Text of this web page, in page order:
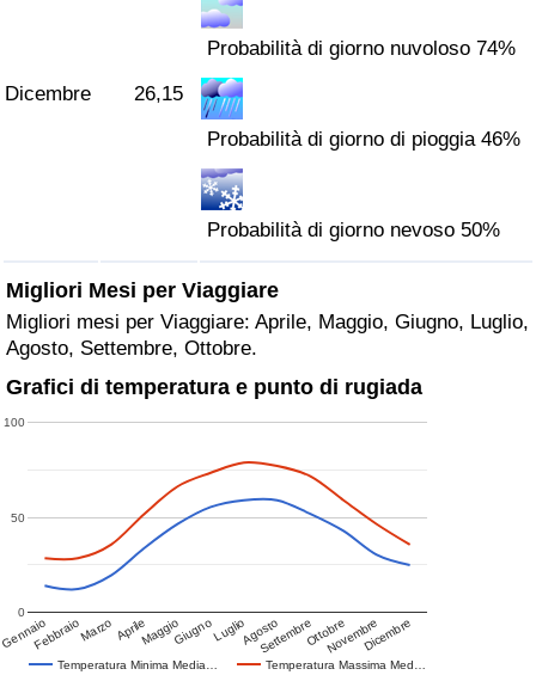
Dicembre 26,15
Probabilità di giorno nuvoloso 74%
Probabilità di giorno di pioggia 46%
Probabilità di giorno nevoso 50%
Migliori Mesi per Viaggiare
Migliori mesi per Viaggiare: Aprile, Maggio, Giugno, Luglio,
Agosto, Settembre, Ottobre.
Grafici di temperatura e punto di rugiada
Temperatura Minima Media… Temperatura Massima Med…
GennaioFebbraioMarzo AprileMaggioGiugnoLuglioAgosto
SettembreOttobreNovembreDicembre
0
50
100